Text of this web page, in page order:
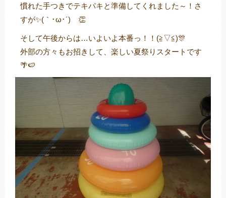
慣れた手つきでテキパキと準備してくれました～！さ
すが✨(｀･ω･´)ゞ👏
そして午後からは…いよいよ本番っ！！(≧▽≦)🎊
外部の方々もお招きして、楽しい夏祭りスタートです
🌴🍉